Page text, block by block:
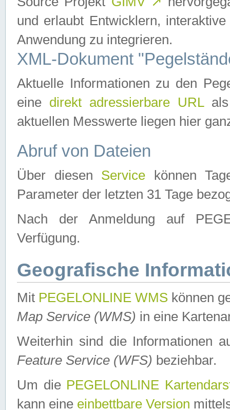
und erlaubt Entwicklern,
Anwendung zu integrieren.
XML-Dokument
Aktuelle Informationen zu den
eine direkt adressierbare URLals
aktuellen Messwerte liegen hier
Abruf von Dateien
Über diesen Service können
Parameter der letzten 31 Tage
Nach der Anmeldung auf
Verfügung.
Geografische
Mit PEGELONLINE WMS können
Map Service (WMS) in eine
Weiterhin sind die Informationen
Feature Service (WFS) beziehbar.
Um die PEGELONLINE
kann eine einbettbare Version